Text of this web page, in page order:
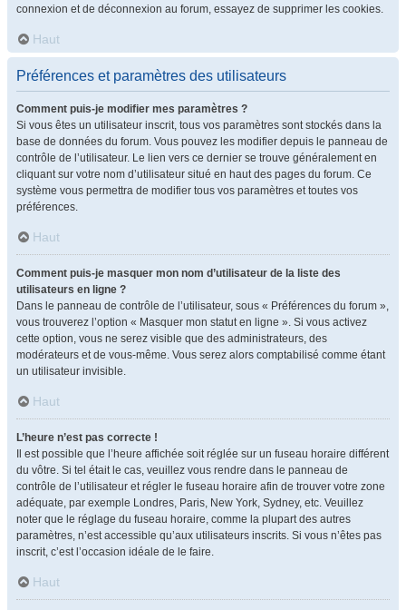
connexion et de déconnexion au forum, essayez de supprimer les cookies.
Haut
Préférences et paramètres des utilisateurs
Comment puis-je modifier mes paramètres ?
Si vous êtes un utilisateur inscrit, tous vos paramètres sont stockés dans la
base de données du forum. Vous pouvez les modifier depuis le panneau de
contrôle de l’utilisateur. Le lien vers ce dernier se trouve généralement en
cliquant sur votre nom d’utilisateur situé en haut des pages du forum. Ce
système vous permettra de modifier tous vos paramètres et toutes vos
préférences.
Haut
Comment puis-je masquer mon nom d’utilisateur de la liste des
utilisateurs en ligne ?
Dans le panneau de contrôle de l’utilisateur, sous « Préférences du forum »,
vous trouverez l’option « Masquer mon statut en ligne ». Si vous activez
cette option, vous ne serez visible que des administrateurs, des
modérateurs et de vous-même. Vous serez alors comptabilisé comme étant
un utilisateur invisible.
Haut
L’heure n’est pas correcte !
Il est possible que l’heure affichée soit réglée sur un fuseau horaire différent
du vôtre. Si tel était le cas, veuillez vous rendre dans le panneau de
contrôle de l’utilisateur et régler le fuseau horaire afin de trouver votre zone
adéquate, par exemple Londres, Paris, New York, Sydney, etc. Veuillez
noter que le réglage du fuseau horaire, comme la plupart des autres
paramètres, n’est accessible qu’aux utilisateurs inscrits. Si vous n’êtes pas
inscrit, c’est l’occasion idéale de le faire.
Haut